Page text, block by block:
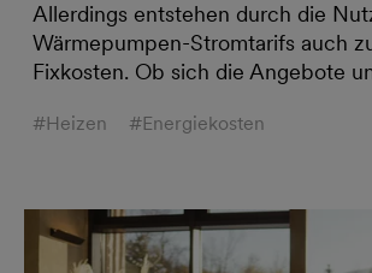
Allerdings entstehen durch die
Wärmepumpen-Stromtarifs auch
Fixkosten. Ob sich die Angebote
#Heizen #Energiekosten